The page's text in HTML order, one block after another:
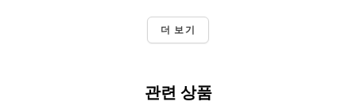
더 보기
관련 상품